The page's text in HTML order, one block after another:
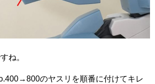
ね。
のヤスリを順番に付けてキレ